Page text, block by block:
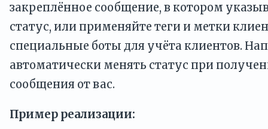
закреплённое сообщение, в котором
статус, или применяйте теги и метки
специальные боты для учёта клиентов.
автоматически менять статус при
сообщения от вас.
Пример реализации: